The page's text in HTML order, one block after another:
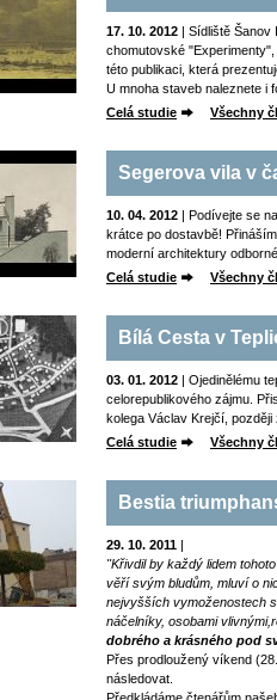
17. 10. 2012 | Sídliště Šanov
chomutovské
této publikaci, která
U mnoha staveb naleznete i
Celá studie
Všechny
Segerova vila v
10. 04. 2012 | Podívejte se
krátce po dostavbě!
moderní architektury
Celá studie
Všechny
Bílá Cesta v
03. 01. 2012 | Ojedinělému
celorepublikového zájmu.
kolega Václav Krejčí,
Celá studie
Všechny
Bestia
29. 10. 2011 |
"Křivdil by každý lidem
věří svým bludům, mluví o
nejvyšších vymoženostech
náčelníky, osobami
dobrého a krásného pod
Přes prodloužený víkend
následovat.